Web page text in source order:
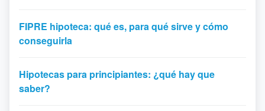
FIPRE hipoteca: qué es, para qué sirve y cómo
conseguirla
Hipotecas para principiantes: ¿qué hay que
saber?